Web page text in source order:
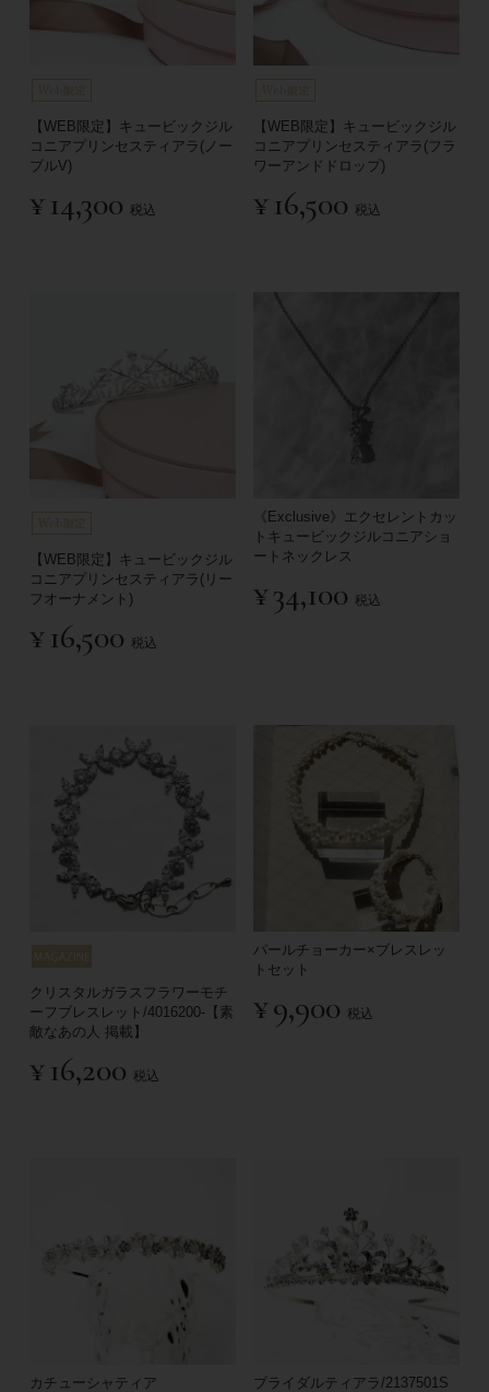
【WEB限定】キュービックジル
コニアプリンセスティアラ(ノー
ブルV)
¥ 14,300 税込
【WEB限定】キュービックジル
コニアプリンセスティアラ(フラ
ワーアンドドロップ)
¥ 16,500 税込
【WEB限定】キュービックジル
コニアプリンセスティアラ(リー
フオーナメント)
¥ 16,500 税込
《Exclusive》エクセレントカッ
トキュービックジルコニアショ
ートネックレス
¥34,100 税込
クリスタルガラスフラワーモチ
ーフブレスレット/4016200-【素
敵なあの人 掲載】
¥ 16,200 税込
パールチョーカー×ブレスレッ
トセット
¥9,900 税込
カチューシャティア
ブライダルティアラ/2137501S